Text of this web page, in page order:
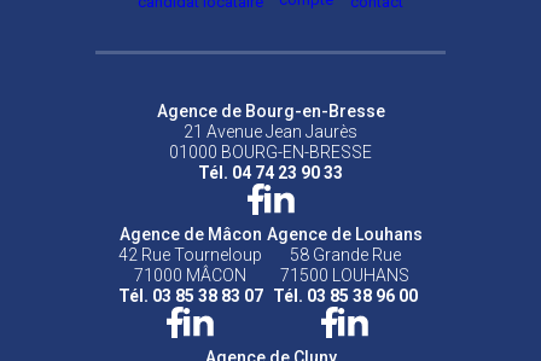
Agence de Bourg-en-Bresse
21 Avenue Jean Jaurès
01000 BOURG-EN-BRESSE
Tél. 04 74 23 90 33
Agence de Mâcon
42 Rue Tourneloup
71000 MÂCON
Tél. 03 85 38 83 07
Agence de Louhans
58 Grande Rue
71500 LOUHANS
Tél. 03 85 38 96 00
Agence de Cluny